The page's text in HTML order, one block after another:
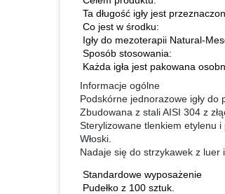
Ta długość igły jest
Co jest w środku:
Igły do mezoterapii Natural-
Sposób stosowania:
Każda igła jest pakowana
Informacje ogólne
Podskórne jednorazowe igły do
Zbudowana z stali AISI 304 z
Sterylizowane tlenkiem etylenu
Włoski.
Nadaje się do strzykawek z luer
Standardowe wyposażenie
Pudełko z 100 sztuk.